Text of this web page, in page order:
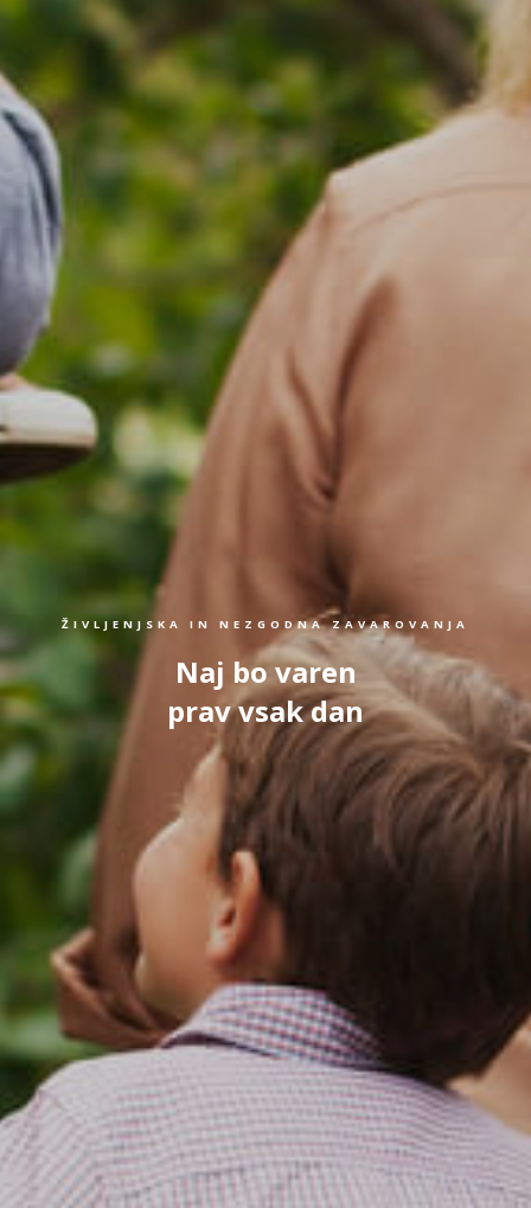
ŽIVLJENJSKA IN NEZGODNA ZAVAROVANJA
Naj bo varen
prav vsak dan